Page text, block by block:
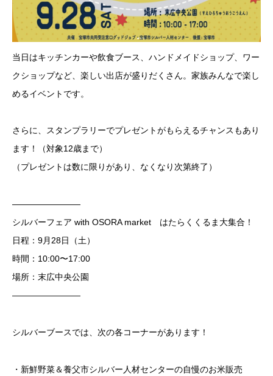
当日はキッチンカーや飲食ブース、ハンドメイドショップ、ワー
クショップなど、楽しい出店が盛りだくさん。家族みんなで楽し
めるイベントです。
さらに、スタンプラリーでプレゼントがもらえるチャンスもあり
ます！（対象12歳まで）
（プレゼントは数に限りがあり、なくなり次第終了）
————————
シルバーフェア with OSORA market はたらくくるま大集合！
日程：9月28日（土）
時間：10:00〜17:00
場所：末広中央公園
————————
シルバーブースでは、次の各コーナーがあります！
・新鮮野菜＆養父市シルバー人材センターの自慢のお米販売